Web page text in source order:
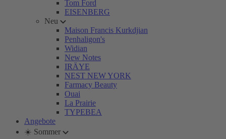
Tom Ford
EISENBERG
Neu
Maison Francis Kurkdjian
Penhaligon's
Widian
New Notes
IRÄYE
NEST NEW YORK
Farmacy Beauty
Ouai
La Prairie
TYPEBEA
Angebote
☀️ Sommer